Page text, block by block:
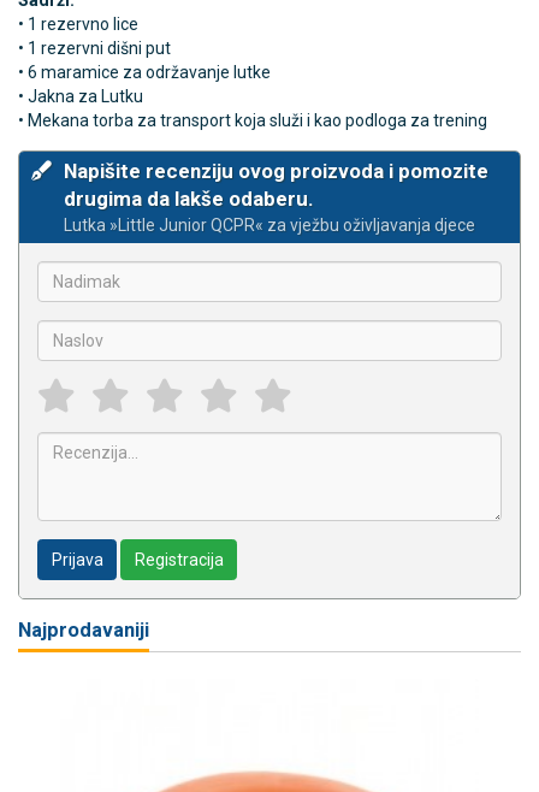
• 1 rezervno lice
• 1 rezervni dišni put
• 6 maramice za održavanje lutke
• Jakna za Lutku
• Mekana torba za transport koja služi i kao podloga za trening
Napišite recenziju ovog proizvoda i pomozite
drugima da lakše odaberu.
Lutka »Little Junior QCPR« za vježbu oživljavanja djece
Prijava Registracija
Najprodavaniji